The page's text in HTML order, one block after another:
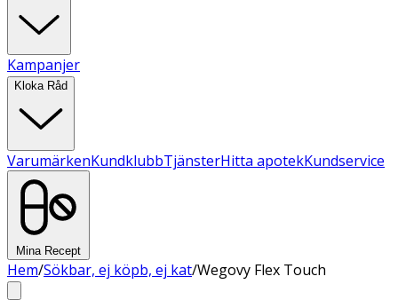
Kampanjer
Kloka Råd
VarumärkenKundklubbTjänsterHitta apotekKundservice
Mina Recept
Hem/Sökbar, ej köpb, ej kat/Wegovy Flex Touch